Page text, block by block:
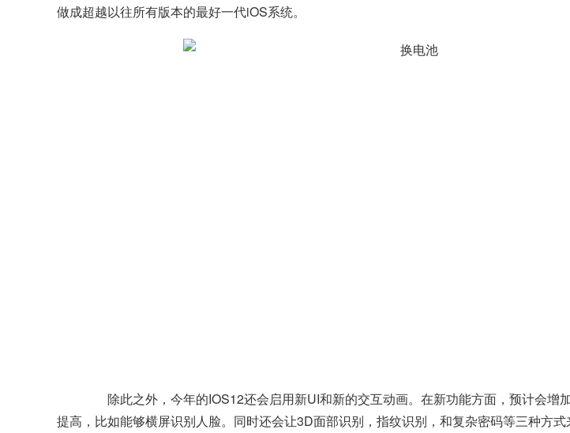
做成超越以往所有版本的最好一代iOS系统。
除此之外，今年的IOS12还会启用新UI和新的交互动画。在新功能方面，预计会增
提高，比如能够横屏识别人脸。同时还会让3D面部识别，指纹识别，和复杂密码等三种方